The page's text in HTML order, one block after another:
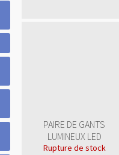
PAIRE DE GANTS
LUMINEUX LED
Rupture de stock